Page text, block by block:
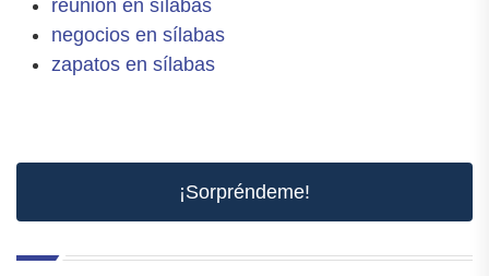
reunión en sílabas
negocios en sílabas
zapatos en sílabas
¡Sorpréndeme!